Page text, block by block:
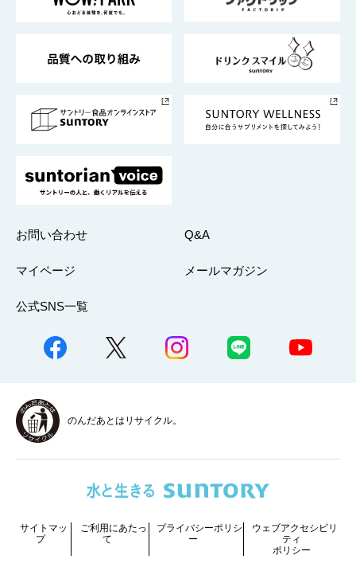
地域情報
サントリーサンバーズ大阪
サントリーが考えるサステナビリティ経営
企業概要
採用情報
お問い合わせ Q&A
マイページ メールマガジン
公式SNS一覧
のんだあとはリサイクル。
サイトマッ
プ
ご利用にあたっ
て
プライバシーポリシ
ー
ウェブアクセシビリ
ティ
ポリシー